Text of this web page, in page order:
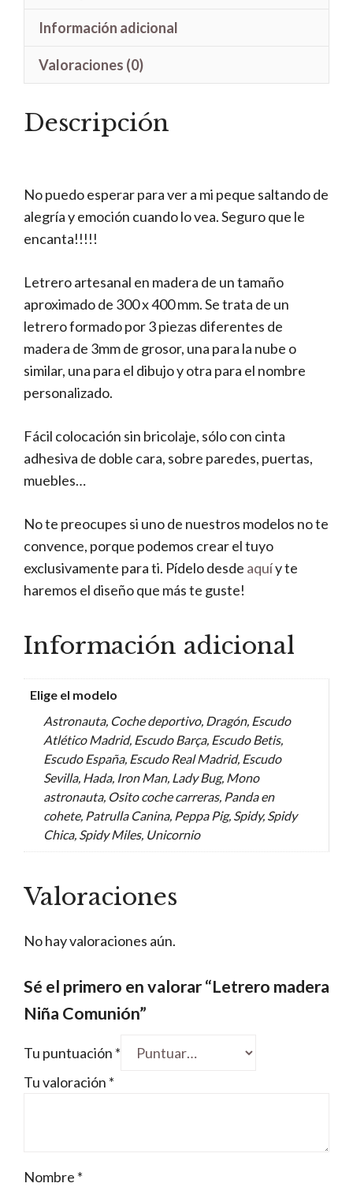
Información adicional
Valoraciones (0)
Descripción
No puedo esperar para ver a mi peque saltando de
alegría y emoción cuando lo vea. Seguro que le
encanta!!!!!
Letrero artesanal en madera de un tamaño
aproximado de 300 x 400 mm. Se trata de un
letrero formado por 3 piezas diferentes de
madera de 3mm de grosor, una para la nube o
similar, una para el dibujo y otra para el nombre
personalizado.
Fácil colocación sin bricolaje, sólo con cinta
adhesiva de doble cara, sobre paredes, puertas,
muebles…
No te preocupes si uno de nuestros modelos no te
convence, porque podemos crear el tuyo
exclusivamente para ti. Pídelo desde aquíy te
haremos el diseño que más te guste!
Información adicional
Elige el modelo
Astronauta, Coche deportivo, Dragón, Escudo
Atlético Madrid, Escudo Barça, Escudo Betis,
Escudo España, Escudo Real Madrid, Escudo
Sevilla, Hada, Iron Man, Lady Bug, Mono
astronauta, Osito coche carreras, Panda en
cohete, Patrulla Canina, Peppa Pig, Spidy, Spidy
Chica, Spidy Miles, Unicornio
Valoraciones
No hay valoraciones aún.
Sé el primero en valorar “Letrero madera
Niña Comunión”
Tu puntuación *
Tu valoración *
Nombre *